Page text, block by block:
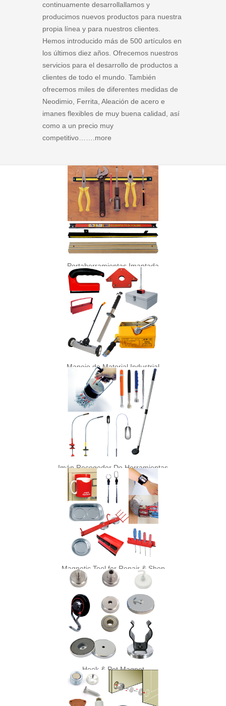
continuamente desarrollallamos y
producimos nuevos productos para nuestra
propia línea y para nuestros clientes.
Hemos introducido más de 500 artículos en
los últimos diez años. Ofrecemos nuestros
servicios para el desarrollo de productos a
clientes de todo el mundo. También
ofrecemos miles de diferentes medidas de
Neodimio, Ferrita, Aleación de acero e
imanes flexibles de muy buena calidad, así
como a un precio muy
competitivo…….more
Portaherramientas Imantada
Manejo de Material Industrial
Imán Recogedor De Herramientas
Magnetic Tool for Repair & Shop
Hook & Pot Magnet